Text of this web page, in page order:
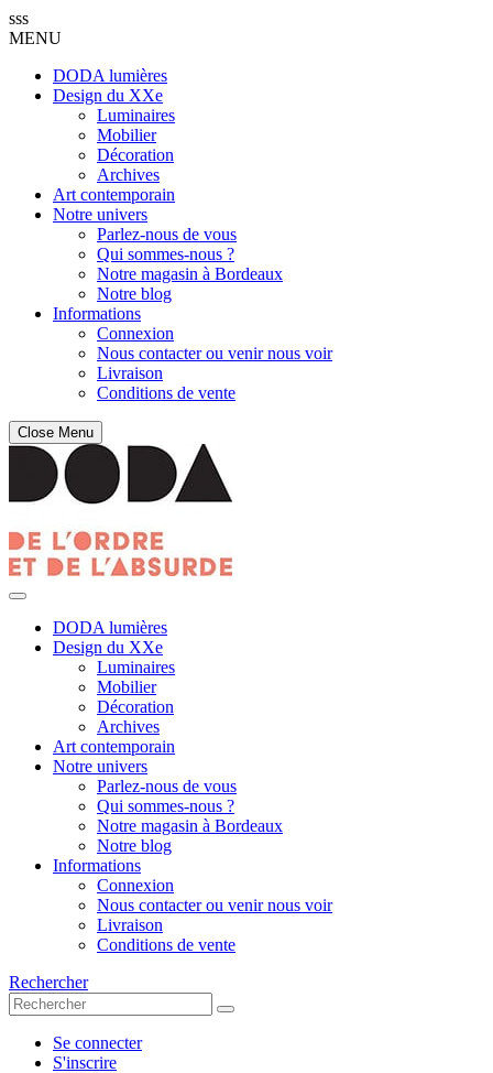
sss
MENU
DODA lumières
Design du XXe
Luminaires
Mobilier
Décoration
Archives
Art contemporain
Notre univers
Parlez-nous de vous
Qui sommes-nous ?
Notre magasin à Bordeaux
Notre blog
Informations
Connexion
Nous contacter ou venir nous voir
Livraison
Conditions de vente
Close Menu
DODA lumières
Design du XXe
Luminaires
Mobilier
Décoration
Archives
Art contemporain
Notre univers
Parlez-nous de vous
Qui sommes-nous ?
Notre magasin à Bordeaux
Notre blog
Informations
Connexion
Nous contacter ou venir nous voir
Livraison
Conditions de vente
Rechercher
Se connecter
S'inscrire